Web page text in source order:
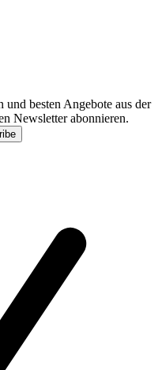
und besten Angebote aus der
Newsletter abonnieren.